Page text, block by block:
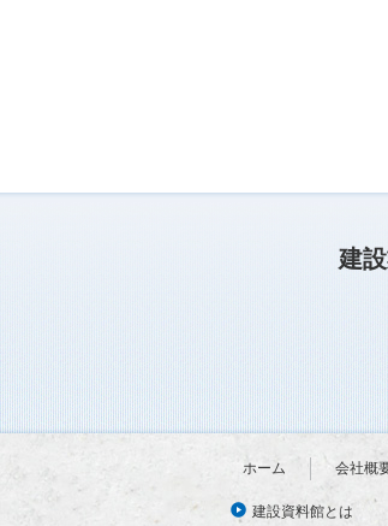
建
ホーム 会社概
建設資料館とは